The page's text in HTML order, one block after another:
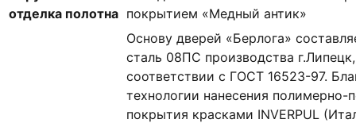
отделка полотна покрытием «Медный антик»
Основу дверей «Берлога»
сталь 08ПС производства
соответствии с ГОСТ 16523-97.
технологии нанесения полимерно-
покрытия красками INVERPUL